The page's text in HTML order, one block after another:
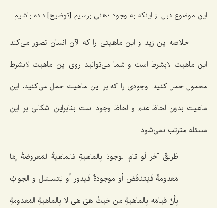
این موضوع قبل از اینکه به وجود ذهنی برسیم [توضیح] داده باشیم.
خلاصه این زید و این ماهیتی را که الآن انسان تصور می‌کند
این ماهیت لابشرط است و شما می‌توانید روی این ماهیت لابشرط
محمول حمل کنید. وجودی را که بر این ماهیت حمل می‌کنید، این
ماهیت بدون لحاظ عدم و لحاظ وجود است بنابراین اشکالی بر این
مسئله مترتب نمی‌شود.
طَریقٌ آخَر لَو قامَ الوجودُ بِالماهیةِ فالماهیةُ المَعروضةُ إمّا
مَعدومةٌ فَیَتناقَض أو موجودةٌ فَیدور أو یَتسلسَل و الجوابُ
بِأنَّ قیامَه بِالماهیةِ مِن حَیثُ هیَ هی لا بِالماهیةِ المَعدومةِ